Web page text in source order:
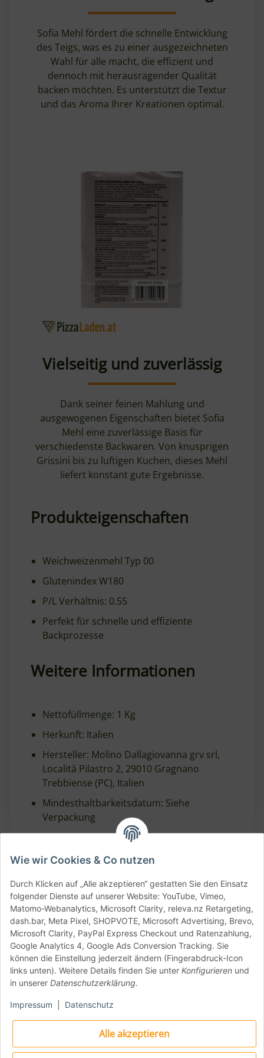
Alle akzeptieren
Wie wir Cookies & Co nutzen
Durch Klicken auf „Alle akzeptieren“ gestatten Sie den Einsatz
folgender Dienste auf unserer Website: YouTube, Vimeo,
Matomo-Webanalytics, Microsoft Clarity, releva.nz Retargeting,
dash.bar, Meta Pixel, SHOPVOTE, Microsoft Advertising, Brevo,
Microsoft Clarity, PayPal Express Checkout und Ratenzahlung,
Google Analytics 4, Google Ads Conversion Tracking. Sie
können die Einstellung jederzeit ändern (Fingerabdruck-Icon
links unten). Weitere Details finden Sie unter Konfigurieren und
in unserer Datenschutzerklärung.
Impressum Datenschutz
Sofia Mehl fördert die schnelle Entwicklung
des Teigs, was es zu einer ausgezeichneten
Wahl für alle macht, die effizient und
dennoch mit herausragender Qualität
backen möchten. Es unterstützt die Textur
und das Aroma Ihrer Kreationen optimal.
Vielseitig und zuverlässig
Dank seiner feinen Mahlung und
ausgewogenen Eigenschaften bietet Sofia
Mehl eine zuverlässige Basis für
verschiedenste Backwaren. Von knusprigen
Grissini bis zu luftigen Kuchen, dieses Mehl
liefert konstant gute Ergebnisse.
Produkteigenschaften
Weichweizenmehl Typ 00
Glutenindex W180
P/L Verhältnis: 0.55
Perfekt für schnelle und effiziente
Backprozesse
Weitere Informationen
Nettofüllmenge: 1 Kg
Herkunft: Italien
Hersteller: Molino Dallagiovanna grv srl,
Località Pilastro 2, 29010 Gragnano
Trebbiense (PC), Italien
Mindesthaltbarkeitsdatum: Siehe
Verpackung
Details:
Mehl
type
Tipo 00
Prote
ine
12%
Back
eigen
schaf
ten
Elasti
P/L 0.55